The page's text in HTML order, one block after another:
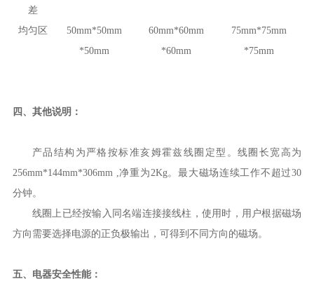
差
均匀区 50mm*50mm
*50mm
60mm*60mm
*60mm
75mm*75mm
*75mm
四 、 其他说明：
产品结构为严格按标准亥姆霍兹线圈定型。线圈长宽高为
256mm*144mm*306mm ,净重为2Kg。最大磁场连续工作不超过30
分钟。
线圈上已经按输入同名端连接接线柱，使用时，用户根据磁场
方向需要选择电源的正负极输出，可得到不同方向的磁场。
五、 电器安全性能：